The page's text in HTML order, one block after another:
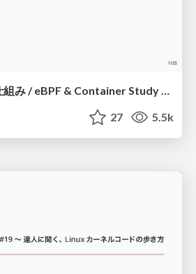
Linuxコンテナの仕組み / eBPF & Container Study in Fukuoka
27 5.5k